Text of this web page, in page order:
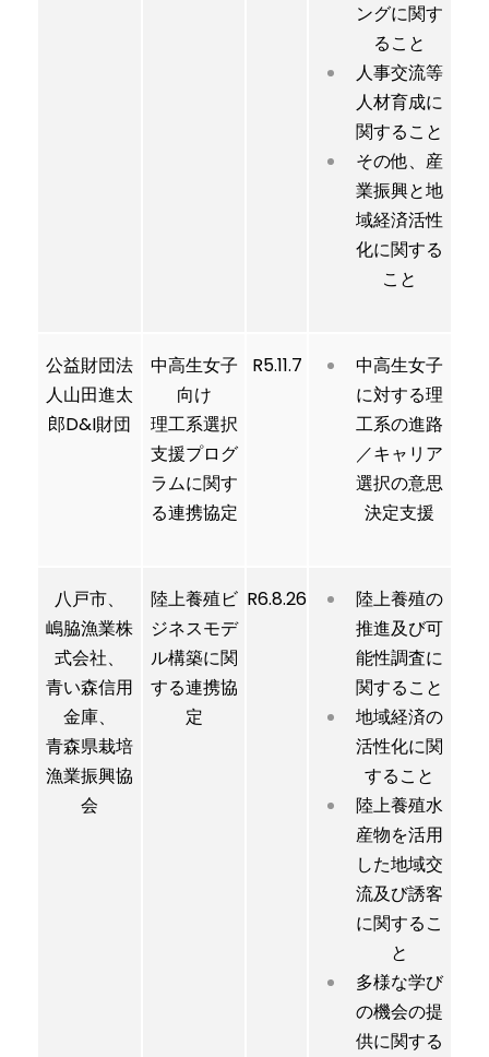
ングに関す
ること
人事交流等
人材育成に
関すること
その他、産
業振興と地
域経済活性
化に関する
こと
公益財団法
人山田進太
郎D&I財団
中高生女子
向け
理工系選択
支援プログ
ラムに関す
る連携協定
R5.11.7
中高生女子
に対する理
工系の進路
／キャリア
選択の意思
決定支援
八戸市、
嶋脇漁業株
式会社、
青い森信用
金庫、
青森県栽培
漁業振興協
会
陸上養殖ビ
ジネスモデ
ル構築に関
する連携協
定
R6.8.26
陸上養殖の
推進及び可
能性調査に
関すること
地域経済の
活性化に関
すること
陸上養殖水
産物を活用
した地域交
流及び誘客
に関するこ
と
多様な学び
の機会の提
供に関する